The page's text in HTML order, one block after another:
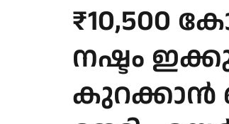
₹10,500
നഷ്ടം